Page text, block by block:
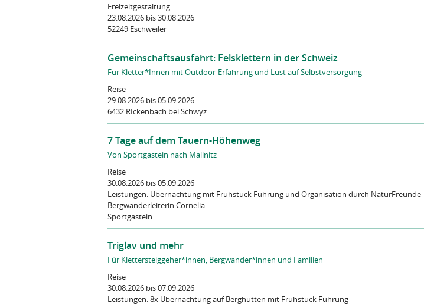
Freizeitgestaltung
23.08.2026 bis 30.08.2026
52249 Eschweiler
Gemeinschaftsausfahrt: Felsklettern in der Schweiz
Für Kletter*Innen mit Outdoor-Erfahrung und Lust auf Selbstversorgung
Reise
29.08.2026 bis 05.09.2026
6432 RIckenbach bei Schwyz
7 Tage auf dem Tauern-Höhenweg
Von Sportgastein nach Mallnitz
Reise
30.08.2026 bis 05.09.2026
Leistungen: Übernachtung mit Frühstück Führung und Organisation durch NaturFreunde-
Bergwanderleiterin Cornelia
Sportgastein
Triglav und mehr
Für Klettersteiggeher*innen, Bergwander*innen und Familien
Reise
30.08.2026 bis 07.09.2026
Leistungen:8x Übernachtung auf Berghütten mit Frühstück Führung